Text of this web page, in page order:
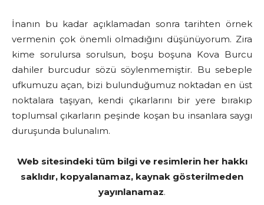
İnanın bu kadar açıklamadan sonra tarihten örnek
vermenin çok önemli olmadığını düşünüyorum. Zira
kime sorulursa sorulsun, boşu boşuna Kova Burcu
dahiler burcudur sözü söylenmemiştir. Bu sebeple
ufkumuzu açan, bizi bulunduğumuz noktadan en üst
noktalara taşıyan, kendi çıkarlarını bir yere bırakıp
toplumsal çıkarların peşinde koşan bu insanlara saygı
duruşunda bulunalım.
Web sitesindeki tüm bilgi ve resimlerin her hakkı
saklıdır, kopyalanamaz, kaynak gösterilmeden
yayınlanamaz.